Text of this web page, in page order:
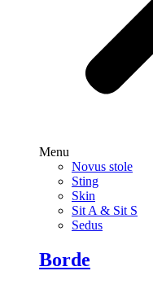
Menu
Novus stole
Sting
Skin
Sit A & Sit S
Sedus
Borde